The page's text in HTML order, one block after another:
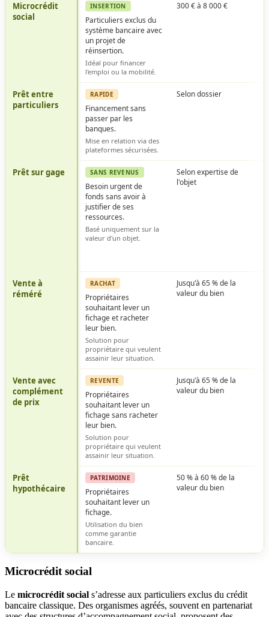
Microcrédit
social
INSERTION
Particuliers exclus du
système bancaire avec
un projet de
réinsertion.
Idéal pour financer
l'emploi ou la mobilité.
300 € à 8 000 €
Prêt entre
particuliers
RAPIDE
Financement sans
passer par les
banques.
Mise en relation via des
plateformes sécurisées.
Selon dossier
Prêt sur gage SANS REVENUS
Besoin urgent de
fonds sans avoir à
justifier de ses
ressources.
Basé uniquement sur la
valeur d'un objet.
Selon expertise de
l'objet
Vente à
réméré
RACHAT
Propriétaires
souhaitant lever un
fichage et racheter
leur bien.
Solution pour
propriétaire qui veulent
assainir leur situation.
Jusqu'à 65 % de la
valeur du bien
Vente avec
complément
de prix
REVENTE
Propriétaires
souhaitant lever un
fichage sans racheter
leur bien.
Solution pour
propriétaire qui veulent
assainir leur situation.
Jusqu'à 65 % de la
valeur du bien
Prêt
hypothécaire
PATRIMOINE
Propriétaires
souhaitant lever un
fichage.
Utilisation du bien
comme garantie
bancaire.
50 % à 60 % de la
valeur du bien
Microcrédit social
Le microcrédit social s’adresse aux particuliers exclus du crédit
bancaire classique. Des organismes agréés, souvent en partenariat